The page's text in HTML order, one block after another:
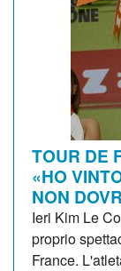
TOUR DE
«HO
NON
Ieri Kim Le
proprio
France.